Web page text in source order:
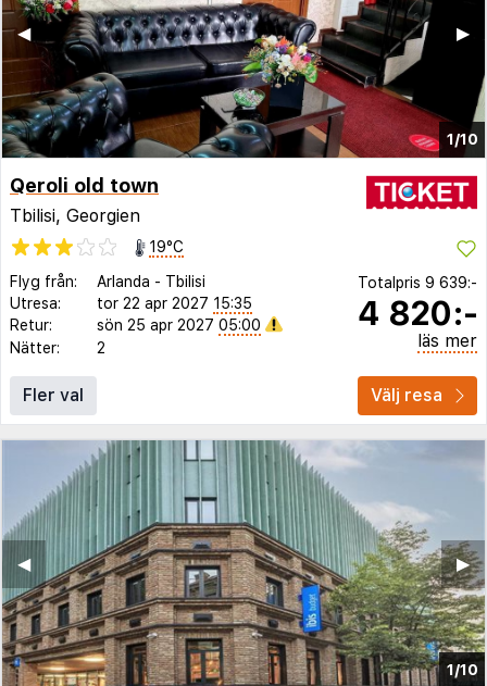
1/10
▶︎
◀︎
Qeroli old town
Tbilisi, Georgien
19°C
Flyg från:
Arlanda - Tbilisi
Utresa:
tor 22 apr 2027 15:35
Retur:
sön 25 apr 2027 05:00
Nätter:
2
Totalpris 9 639:-
4 820:-
läs mer
Fler val Välj resa
1/10
▶︎
◀︎